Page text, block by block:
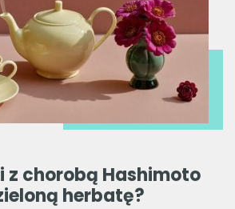
z chorobą Hashimoto
herbatę?